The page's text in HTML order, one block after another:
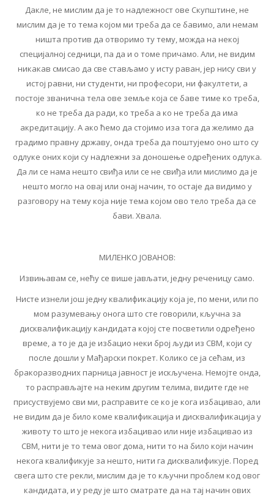
Дакле, не мислим да је то надлежност ове Скупштине, не
мислим да је то тема којом ми треба да се бавимо, али немам
ништа против да отворимо ту тему, можда на некој
специјалној седници, па да и о томе причамо. Али, не видим
никакав смисао да све стављамо у исту раван, јер нису сви у
истој равни, ни студенти, ни професори, ни факултети, а
постоје званична тела ове земље која се баве тиме ко треба,
ко не треба да ради, ко треба а ко не треба да има
акредитацију. А ако ћемо да стојимо иза тога да желимо да
градимо правну државу, онда треба да поштујемо оно што су
одлуке оних који су надлежни за доношење одређених одлука.
Да ли се нама нешто свиђа или се не свиђа или мислимо да је
нешто могло на овај или онај начин, то остаје да видимо у
разговору на тему која није тема којом ово тело треба да се
бави. Хвала.
МИЛЕНКО ЈОВАНОВ:
Извињавам се, нећу се више јављати, једну реченицу само.
Нисте изнели још једну квалификацију која је, по мени, или по
мом разумевању онога што сте говорили, кључна за
дисквалификацију кандидата којој сте посветили одређено
време, а то је да је избацио неки број људи из СВМ, који су
после дошли у Мађарски покрет. Колико се ја сећам, из
бракоразводних парница јавност је искључена. Немојте онда,
то расправљајте на неким другим телима, видите где не
присуствујемо сви ми, расправите се ко је кога избацивао, али
не видим да је било коме квалификација и дисквалификација у
животу то што је некога избацивао или није избацивао из
СВМ, нити је то тема овог дома, нити то на било који начин
некога квалификује за нешто, нити га дисквалификује. Поред
свега што сте рекли, мислим да је то кључни проблем код овог
кандидата, и у реду је што сматрате да на тај начин ових